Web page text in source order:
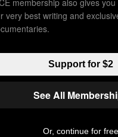
NICHT
Metaverse viel
aber die
rudimentärste Form
bereits
very best writing and
Support for $2
See All
Or, continue for free